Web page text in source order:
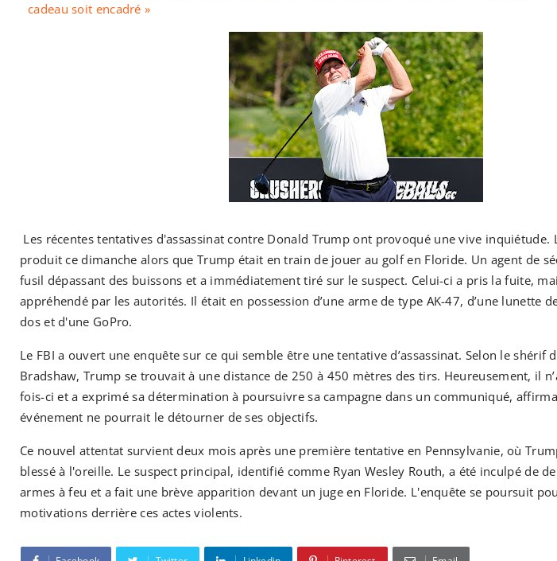
cadeau soit encadré »
Les récentes tentatives d'assassinat contre Donald Trump ont provoqué une vive inquiétude.
produit ce dimanche alors que Trump était en train de jouer au golf en Floride. Un agent de
fusil dépassant des buissons et a immédiatement tiré sur le suspect. Celui-ci a pris la fuite,
appréhendé par les autorités. Il était en possession d’une arme de type AK-47, d’une lunette
dos et d'une GoPro.
Le FBI a ouvert une enquête sur ce qui semble être une tentative d’assassinat. Selon le shérif
Bradshaw, Trump se trouvait à une distance de 250 à 450 mètres des tirs. Heureusement, il
fois-ci et a exprimé sa détermination à poursuivre sa campagne dans un communiqué,
événement ne pourrait le détourner de ses objectifs.
Ce nouvel attentat survient deux mois après une première tentative en Pennsylvanie, où
blessé à l'oreille. Le suspect principal, identifié comme Ryan Wesley Routh, a été inculpé de
armes à feu et a fait une brève apparition devant un juge en Floride. L'enquête se poursuit
motivations derrière ces actes violents.